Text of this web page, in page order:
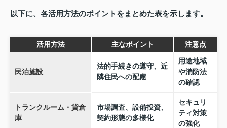
以下に、各活用方法のポイントをまとめた表を示します。
活用方法 主なポイント 注意点
民泊施設
法的手続きの遵守、近
隣住民への配慮
用途地域
や消防法
の確認
トランクルーム・貸倉
庫
市場調査、設備投資、
契約形態の多様化
セキュリ
ティ対策
の強化